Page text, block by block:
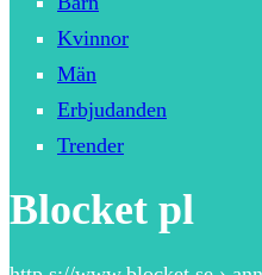
Kvinnor
Män
Erbjudanden
Trender
Blocket pl